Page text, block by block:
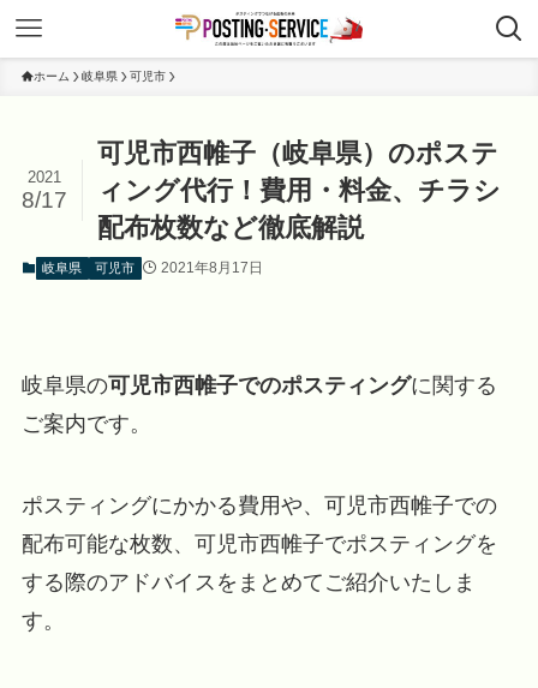
ホーム 岐阜県 可児市
可児市西帷子（岐阜県）のポステ
ィング代行！費用・料金、チラシ
配布枚数など徹底解説
2021
8/17
岐阜県 可児市 2021年8月17日
岐阜県の可児市西帷子でのポスティングに関する
ご案内です。
ポスティングにかかる費用や、可児市西帷子での
配布可能な枚数、可児市西帷子でポスティングを
する際のアドバイスをまとめてご紹介いたしま
す。